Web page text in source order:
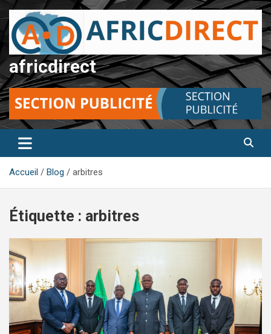
Aller
au
contenu
africdirect
Accueil Blog arbitres
Étiquette : arbitres